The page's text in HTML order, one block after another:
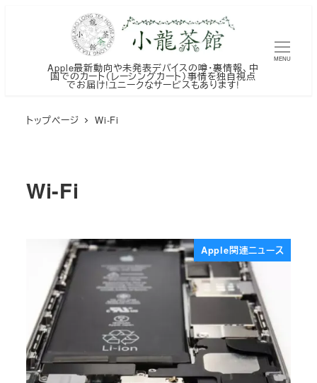
Apple最新動向や未発表デバイスの噂・裏情報、中
国でのカート（レーシングカート）事情を独自視点
でお届け!ユニークなサービスもあります!
MENU
トップページ Wi-Fi
Wi-Fi
Apple関連ニュース